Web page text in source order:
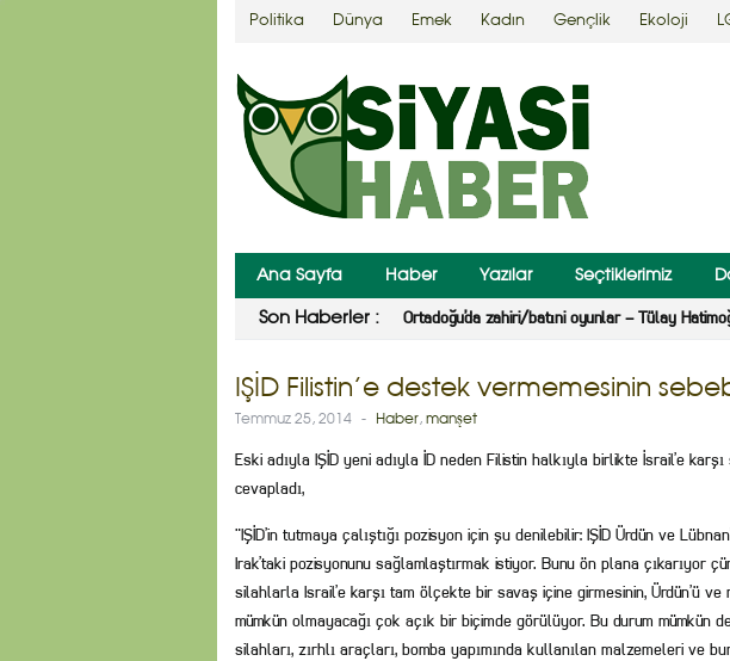
Politika Dünya Emek Kadın Gençlik Ekoloji
Ana Sayfa Haber Yazılar Seçtiklerimiz
Son Haberler : Ortadoğu’da zahiri/batıni oyunlar – Tülay
IŞİD Filistin’e destek vermemesinin
Temmuz 25, 2014 - Haber, manşet
Eski adıyla IŞİD yeni adıyla İD neden Filistin halkıyla birlikte İsrail’e
cevapladı,
¨IŞİD’in tutmaya çalıştığı pozisyon için şu denilebilir: IŞİD Ürdün ve
Irak’taki pozisyonunu sağlamlaştırmak istiyor. Bunu ön plana çıkarıyor
silahlarla Israil’e karşı tam ölçekte bir savaş içine girmesinin, Ürdün’ü ve
mümkün olmayacağı çok açık bir biçimde görülüyor. Bu durum mümkün
silahları, zırhlı araçları, bomba yapımında kullanılan malzemeleri ve